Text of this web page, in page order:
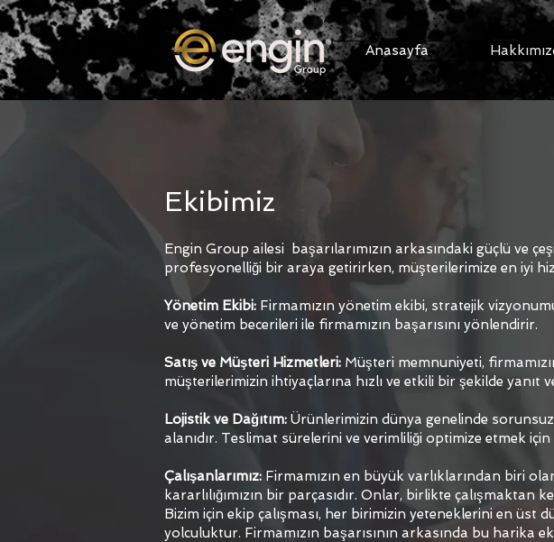
Anasayfa
Ekibimiz
Engin Group ailesi başarılarımızın arkasındaki güçlü ve
profesyonelliği bir araya getirirken, müşterilerimize en iyi
Yönetim Ekibi: Firmamızın yönetim ekibi, stratejik
ve yönetim becerileri ile firmamızın başarısını yönlendirir.
Satış ve Müşteri Hizmetleri: Müşteri memnuniyeti,
müşterilerimizin ihtiyaçlarına hızlı ve etkili bir şekilde
Lojistik ve Dağıtım: Ürünlerimizin dünya genelinde
alanıdır. Teslimat sürelerini ve verimliliği optimize etmek için
Çalışanlarımız: Firmamızın en büyük varlıklarından biri
kararlılığımızın bir parçasıdır. Onlar, birlikte çalışmaktan
Bizim için ekip çalışması, her birimizin yeteneklerini en üst
yolculuktur. Firmamızın başarısının arkasında bu harika